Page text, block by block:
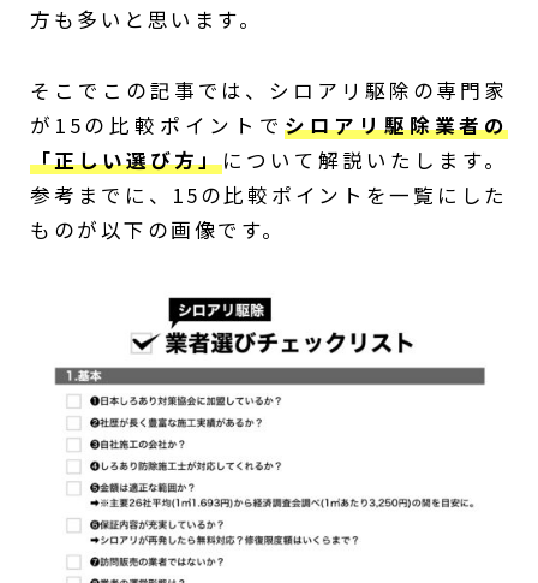
方も多いと思います。
そこでこの記事では、シロアリ駆除の専門家
が15の比較ポイントで シロアリ駆除業者の
「正しい選び方」について解説いたします。
参考までに、15の比較ポイントを一覧にした
ものが以下の画像です。